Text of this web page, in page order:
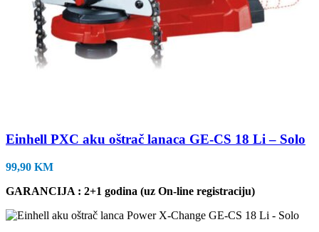
Einhell PXC aku oštrač lanaca GE-CS 18 Li – Solo
99,90 KM
GARANCIJA : 2+1 godina (uz On-line registraciju)